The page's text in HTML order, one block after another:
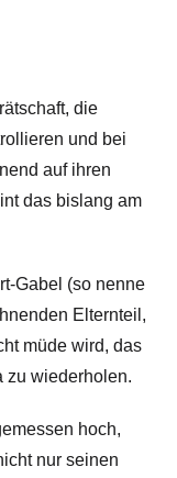
die
und bei
auf ihren
das bislang am
Gabel (so nenne
Elternteil,
müde wird, das
zu wiederholen.
hoch,
nur seinen